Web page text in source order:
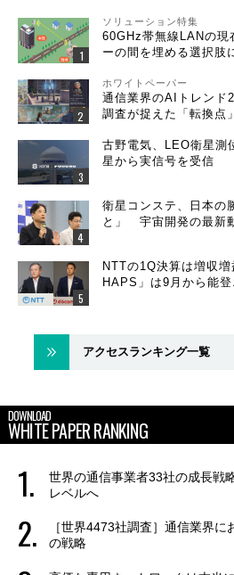
ソリューション特集
60GHz帯無線LANの
ーの間を埋める選択肢
ホワイトペーパー
通信業界のAIトレン
調査が捉えた「転換点」
古野電気、LEO衛星測
星から実信号を受信
衛星コンステ、日本の
と」 宇宙開発の最新
NTTの1Q決算は増収
HAPS」は9月から能
アクセスランキング一覧
DOWNLOAD
WHITE PAPER RANKING
世界の通信事業者33社の成長戦
レベルへ
［世界4473社調査］通信業界
の戦略